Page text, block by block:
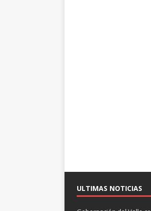
ULTIMAS NOTICIAS